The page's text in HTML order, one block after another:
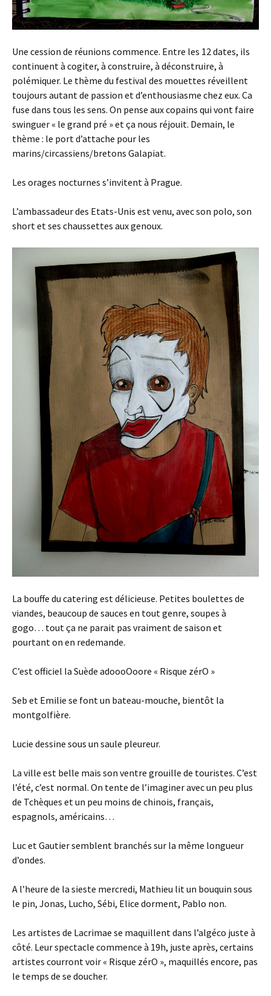
Une cession de réunions commence. Entre les 12 dates, ils
continuent à cogiter, à construire, à déconstruire, à
polémiquer. Le thème du festival des mouettes réveillent
toujours autant de passion et d’enthousiasme chez eux. Ca
fuse dans tous les sens. On pense aux copains qui vont faire
swinguer « le grand pré » et ça nous réjouit. Demain, le
thème : le port d’attache pour les
marins/circassiens/bretons Galapiat.
Les orages nocturnes s’invitent à Prague.
L’ambassadeur des Etats-Unis est venu, avec son polo, son
short et ses chaussettes aux genoux.
La bouffe du catering est délicieuse. Petites boulettes de
viandes, beaucoup de sauces en tout genre, soupes à
gogo… tout ça ne parait pas vraiment de saison et
pourtant on en redemande.
C’est officiel la Suède adoooOoore « Risque zérO »
Seb et Emilie se font un bateau-mouche, bientôt la
montgolfière.
Lucie dessine sous un saule pleureur.
La ville est belle mais son ventre grouille de touristes. C’est
l’été, c’est normal. On tente de l’imaginer avec un peu plus
de Tchèques et un peu moins de chinois, français,
espagnols, américains…
Luc et Gautier semblent branchés sur la même longueur
d’ondes.
A l’heure de la sieste mercredi, Mathieu lit un bouquin sous
le pin, Jonas, Lucho, Sébi, Elice dorment, Pablo non.
Les artistes de Lacrimae se maquillent dans l’algéco juste à
côté. Leur spectacle commence à 19h, juste après, certains
artistes courront voir « Risque zérO », maquillés encore, pas
le temps de se doucher.